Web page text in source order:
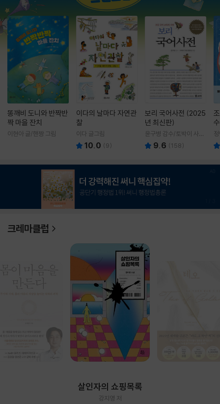
똥깨비 도니와 반짝반
짝 마을 잔치
이현아 글/핸짱 그림
이다의 날마다 자연관
찰
이다 글그림
10.0 (9)
보리 국어사전 (2025
년 최신판)
윤구병 감수/토박이 사전
편찬실 편
9.6 (158)
크레마클럽
살인자의 쇼핑목록
강지영 저